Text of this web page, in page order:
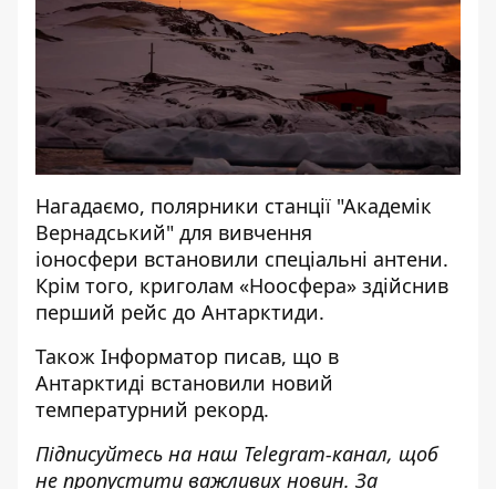
Нагадаємо, полярники станції "Академік
Вернадський" для вивчення
іоносфери встановили спеціальні антени.
Крім того, криголам «Ноосфера» здійснив
перший рейс до Антарктиди.
Також Інформатор писав, що в
Антарктиді встановили новий
температурний рекорд.
Підписуйтесь на наш Telegram-канал, щоб
не пропустити важливих новин. За